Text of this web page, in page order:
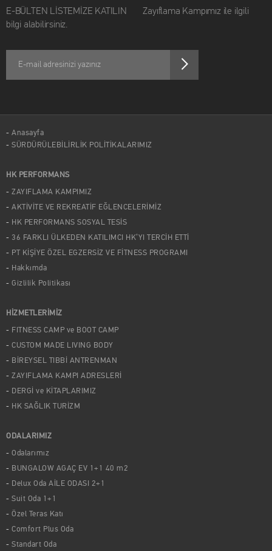
E-BÜLTEN LİSTEMİZE KATILIN Zayıflama Kampımız ile ilgili
bilgi alabilirsiniz.
Anasayfa
SÜRDÜRÜLEBİLİRLİK POLİTİKALARIMIZ
HK PERFORMANS
ZAYIFLAMA KAMPIMIZ
AKTİVİTE VE REKREATİF EĞLENCELERİMİZ
HK PERFORMANS SOSYAL TESİS
36 FARKLI ÜLKEDEN KATILIMCI HK’YI TERCİH ETTİ
PT KİŞİYE ÖZEL EGZERSİZ VE FİTNESS PROGRAMI
Hakkımda
Gizlilik Politikası
HİZMETLERİMİZ
FITNESS CAMP ve BOOT CAMP
CUSTOM MADE LIVING BODY
BİREYSEL TIBBİ ANTRENMAN
ZAYIFLAMA KAMPI ADRESLERİ
DERGİ ve KİTAPLARIMIZ
HK SAĞLIK TURİZM
ODALARIMIZ
Odalarımız
BUNGALOW AGAÇ EV 1+1 40 m2
Delux Oda AİLE ODASI 2+1
Suit Oda 1+1
Özel Teras Katı
Comfort Plus Oda
Standart Oda